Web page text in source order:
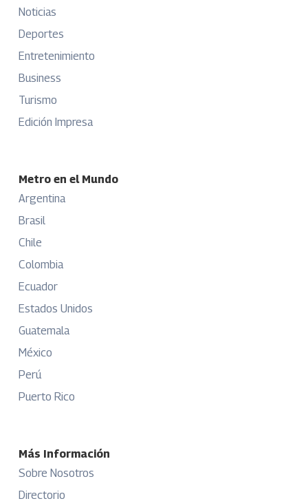
Noticias
Deportes
Entretenimiento
Business
Turismo
Edición Impresa
Metro en el Mundo
Argentina
Brasil
Chile
Colombia
Ecuador
Estados Unidos
Guatemala
México
Perú
Puerto Rico
Más Información
Sobre Nosotros
Directorio